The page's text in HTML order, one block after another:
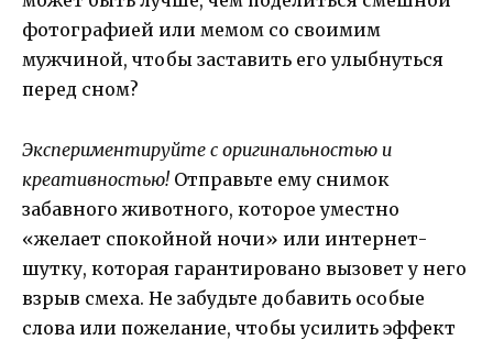
фотографией или мемом со своимим
мужчиной, чтобы заставить его улыбнуться
перед сном?
Экспериментируйте с оригинальностью и
креативностью!Отправьте ему снимок
забавного животного, которое уместно
«желает спокойной ночи» или интернет-
шутку, которая гарантировано вызовет у него
взрыв смеха. Не забудьте добавить особые
слова или пожелание, чтобы усилить эффект